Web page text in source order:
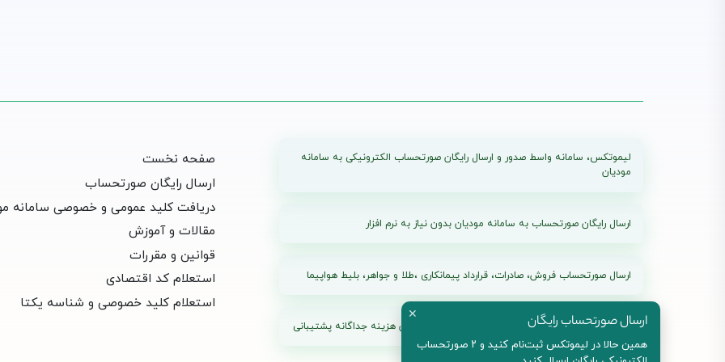
لیموتکس، سامانه واسط صدور و ارسال رایگان صورتحساب الکترونیکی به سامانه
مودیان
ارسال رایگان صورتحساب به سامانه مودیان بدون نیاز به نرم افزار
ارسال صورتحساب فروش، صادرات، قرارداد پیمانکاری ،طلا و جواهر، بلیط هواپیما
پلن های بدون محدودیت زمانی و محدودیت مودی بدون هزینه جداگانه پشتیبانی
صفحه نخست
ارسال رایگان صورتحساب
دریافت کلید عمومی و خصوصی سامانه
مقالات و آموزش
قوانین و مقررات
استعلام کد اقتصادی
استعلام کلید خصوصی و شناسه یکتا
✕ ارسال صورتحساب رایگان
همین حالا در لیموتکس ثبت‌نام کنید و ۲ صورتحساب